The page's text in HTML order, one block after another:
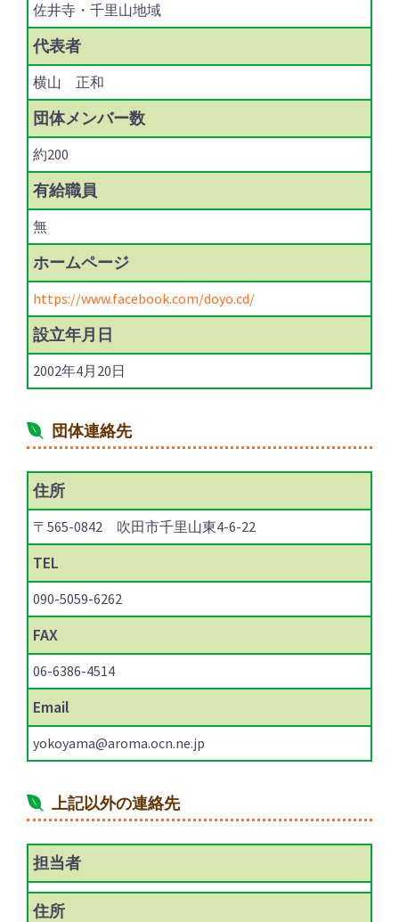
佐井寺・千里山地域
代表者
横山 正和
団体メンバー数
約200
有給職員
無
ホームページ
https://www.facebook.com/doyo.cd/
設立年月日
2002年4月20日
団体連絡先
住所
〒565-0842 吹田市千里山東4-6-22
TEL
090-5059-6262
FAX
06-6386-4514
Email
yokoyama@aroma.ocn.ne.jp
上記以外の連絡先
担当者
住所